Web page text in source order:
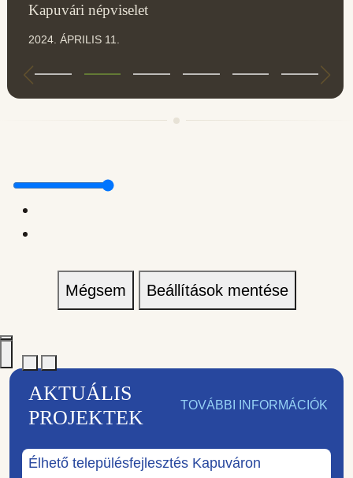
Kapuvári népviselet
2024. ÁPRILIS 11.
Mégsem Beállítások mentése
AKTUÁLIS
PROJEKTEK
TOVÁBBI INFORMÁCIÓK
Élhető településfejlesztés Kapuváron